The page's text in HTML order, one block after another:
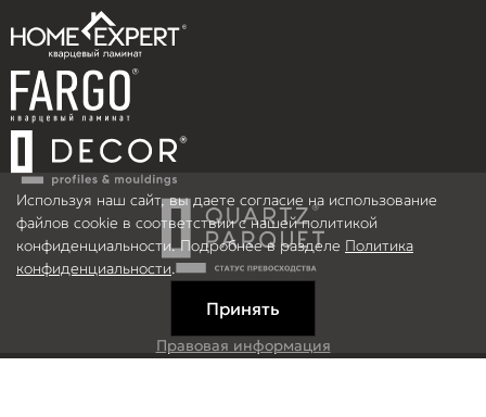
Правовая информация
Используя наш сайт, вы даете согласие на использование
файлов cookie в соответствии с нашей политикой
конфиденциальности. Подробнее в разделе Политика
конфиденциальности.
Принять